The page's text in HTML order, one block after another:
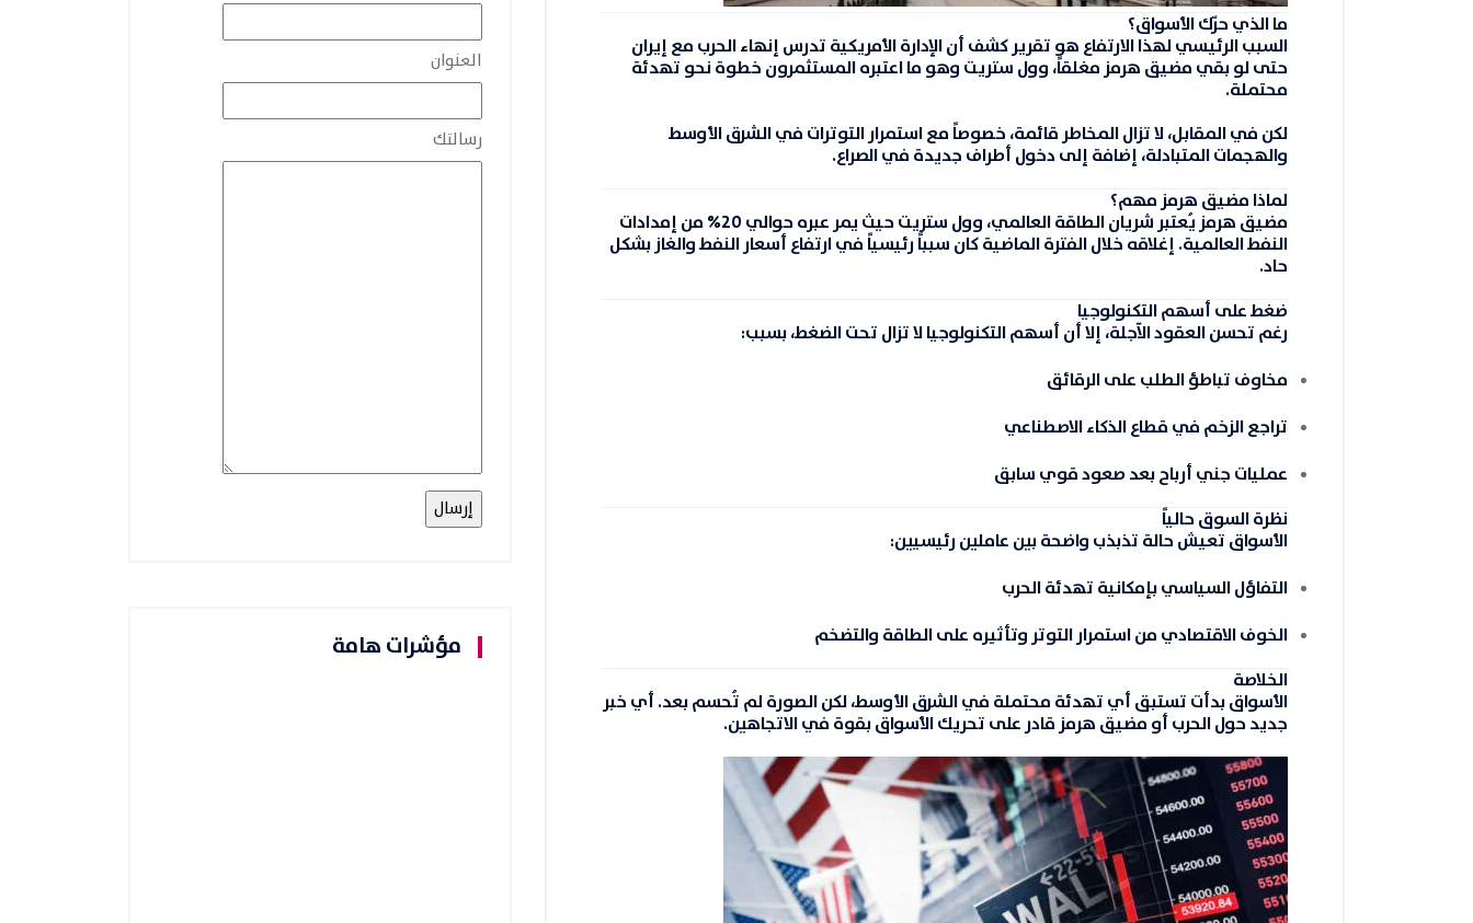
ما الذي حرّك الأسواق؟
السبب الرئيسي لهذا الارتفاع هو تقرير كشف أن الإدارة الأمريكية تدرس إنهاء الحرب مع إيران
حتى لو بقي مضيق هرمز مغلقاً، وول ستريت وهو ما اعتبره المستثمرون خطوة نحو تهدئة
محتملة.
لكن في المقابل، لا تزال المخاطر قائمة، خصوصاً مع استمرار التوترات في الشرق الأوسط
والهجمات المتبادلة، إضافة إلى دخول أطراف جديدة في الصراع.
لماذا مضيق هرمز مهم؟
مضيق هرمز يُعتبر شريان الطاقة العالمي، وول ستريت حيث يمر عبره حوالي 20% من إمدادات
النفط العالمية. إغلاقه خلال الفترة الماضية كان سبباً رئيسياً في ارتفاع أسعار النفط والغاز بشكل
حاد.
ضغط على أسهم التكنولوجيا
رغم تحسن العقود الآجلة، إلا أن أسهم التكنولوجيا لا تزال تحت الضغط، بسبب:
مخاوف تباطؤ الطلب على الرقائق
تراجع الزخم في قطاع الذكاء الاصطناعي
عمليات جني أرباح بعد صعود قوي سابق
نظرة السوق حالياً
الأسواق تعيش حالة تذبذب واضحة بين عاملين رئيسيين:
التفاؤل السياسيبإمكانية تهدئة الحرب
الخوف الاقتصاديمن استمرار التوتر وتأثيره على الطاقة والتضخم
الخلاصة
الأسواق بدأت تستبق أي تهدئة محتملة في الشرق الأوسط، لكن الصورة لم تُحسم بعد. أي خبر
جديد حول الحرب أو مضيق هرمز قادر على تحريك الأسواق بقوة في الاتجاهين.
العنوان
رسالتك
مؤشرات هامة